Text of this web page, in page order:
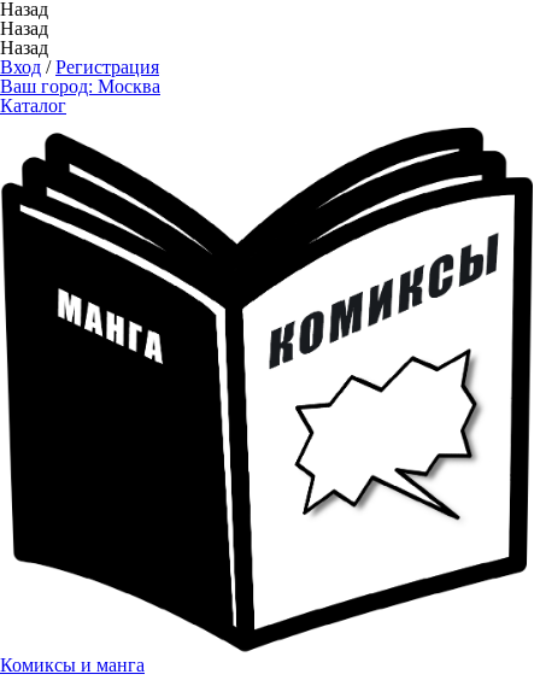
Назад
Назад
Назад
Вход /Регистрация
Ваш город: Москва
Каталог
Комиксы и манга